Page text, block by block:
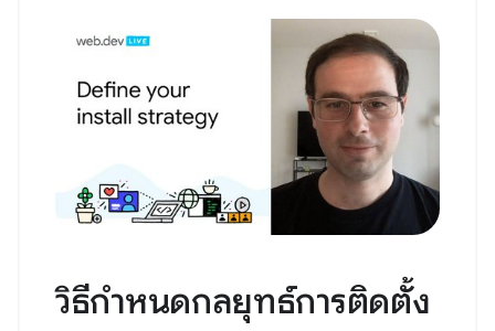
วิธีกำหนดกลยุทธ์การติดตั้ง